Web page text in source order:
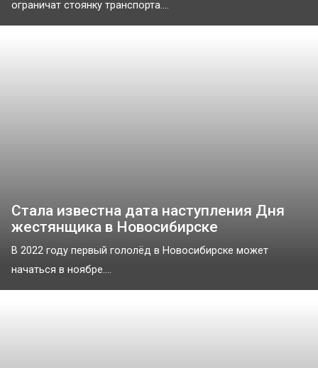
ограничат стоянку транспорта....
Стала известна дата наступления Дня
жестянщика в Новосибирске
В 2022 году первый гололёд в Новосибирске может
начаться в ноябре....